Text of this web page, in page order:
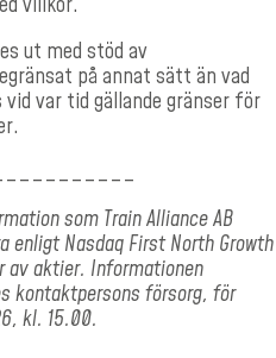
ut med stöd av
på annat sätt än vad
var tid gällande gränser för
som Train Alliance AB
Nasdaq First North Growth
av aktier. Informationen
kontaktpersons försorg, för
kl. 15.00.